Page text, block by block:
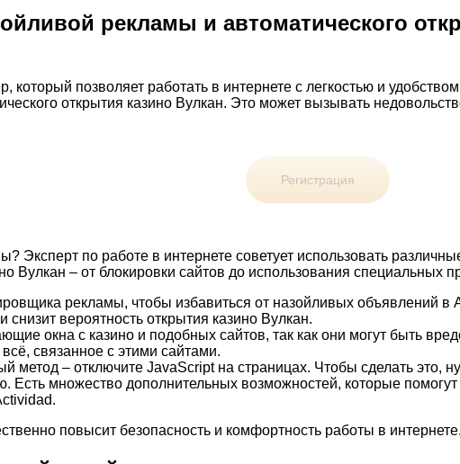
рекламы и автоматического
который позволяет работать в интернете с легкостью и
открытия казино Вулкан. Это может вызывать
Регистрация
Эксперт по работе в интернете советует использовать
Вулкан – от блокировки сайтов до использования специальных
рекламы, чтобы избавиться от назойливых объявлений
вероятность открытия казино Вулкан.
окна с казино и подобных сайтов, так как они могут быть
связанное с этими сайтами.
метод – отключите JavaScript на страницах. Чтобы сделать это,
Есть множество дополнительных возможностей, которые
повысит безопасность и комфортность работы в интернете.